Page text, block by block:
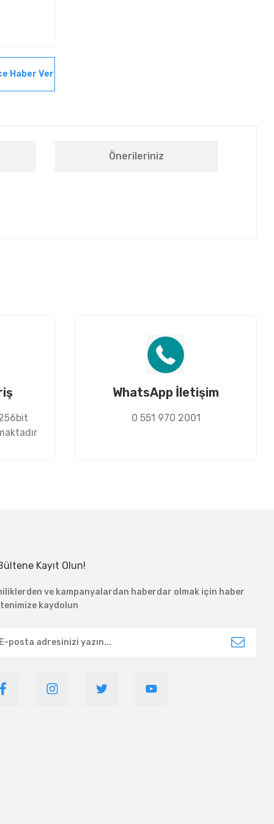
Haber Ver
Önerileriniz
WhatsApp İletişim
0 551 970 2001
Kayıt Olun!
ve kampanyalardan haberdar olmak için haber
kaydolun